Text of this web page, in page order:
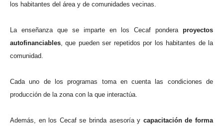
los habitantes del área y de comunidades vecinas.
La enseñanza que se imparte en los Cecaf pondera proyectos
autofinanciables, que pueden ser repetidos por los habitantes de la
comunidad.
Cada uno de los programas toma en cuenta las condiciones de
producción de la zona con la que interactúa.
Además, en los Cecaf se brinda asesoría y capacitación de forma